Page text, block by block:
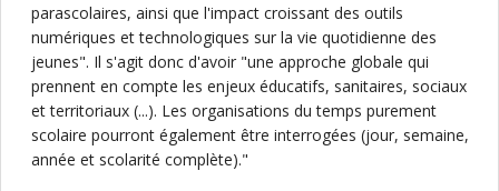
parascolaires, ainsi que l'impact croissant des outils
numériques et technologiques sur la vie quotidienne des
jeunes". Il s'agit donc d'avoir "une approche globale qui
prennent en compte les enjeux éducatifs, sanitaires, sociaux
et territoriaux (...). Les organisations du temps purement
scolaire pourront également être interrogées (jour, semaine,
année et scolarité complète)."